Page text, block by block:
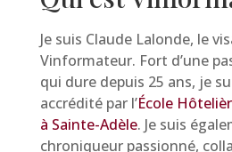
Je suis Claude Lalonde, le
Vinformateur. Fort d’une
qui dure depuis 25 ans, je
accrédité par l’École
à Sainte-Adèle. Je suis
chroniqueur passionné,